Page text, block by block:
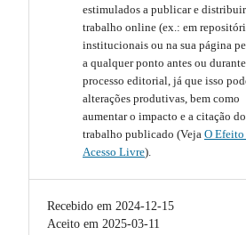
estimulados a publicar e distribuir
trabalho online (ex.: em
institucionais ou na sua página
a qualquer ponto antes ou
processo editorial, já que isso
alterações produtivas, bem como
aumentar o impacto e a citação do
trabalho publicado (VejaO Efeito
Acesso Livre).
Recebido em 2024-12-15
Aceito em 2025-03-11